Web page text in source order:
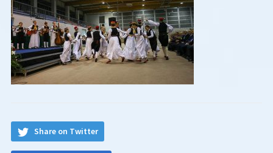
Share on Twitter